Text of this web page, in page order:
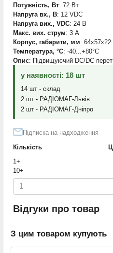
Потужність, Вт: 72 Вт
Напруга вх., В: 12 VDC
Напруга вих., VDC: 24 В
Макс. вих. струм: 3 А
Корпус, габарити, мм:
Температура, °С: -40...+80°С
Опис: Підвищуючий DC/DC
у наявності: 18 шт
14 шт - склад
2 шт - РАДІОМАГ-Львів
2 шт - РАДІОМАГ-Дніпро
Підписка на надходження
Кількість
1+
10+
Відгуки про товар
З цим товаром купують